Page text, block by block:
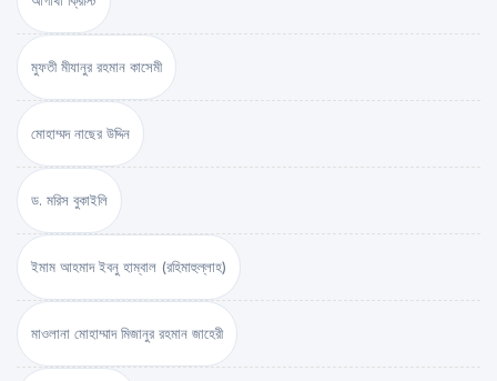
মুফতী মীযানুর রহমান কাসেমী
মোহাম্মদ নাছের উদ্দিন
ড. মরিস বুকাইলি
ইমাম আহমাদ ইবনু হাম্বাল (রহিমাহুল্লাহ)
মাওলানা মোহাম্মাদ মিজানুর রহমান জাহেরী